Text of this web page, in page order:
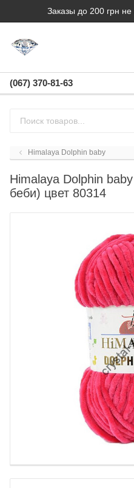
Заказы до 200 грн
(067) 370-81-63
Himalaya Dolphin baby
Himalaya Dolphin
беби) цвет 80314